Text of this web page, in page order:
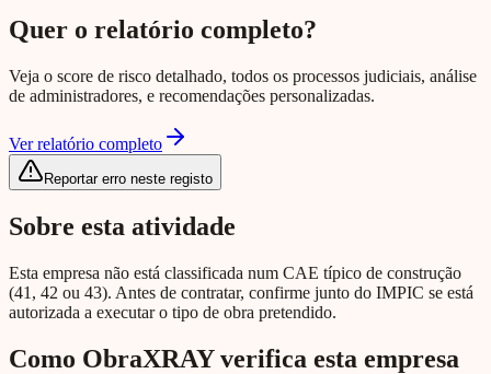
Quer o relatório completo?
Veja o score de risco detalhado, todos os processos judiciais, análise
de administradores, e recomendações personalizadas.
Ver relatório completo
Reportar erro neste registo
Sobre esta atividade
Esta empresa não está classificada num CAE típico de construção
(41, 42 ou 43). Antes de contratar, confirme junto do IMPIC se está
autorizada a executar o tipo de obra pretendido.
Como ObraXRAY verifica esta empresa